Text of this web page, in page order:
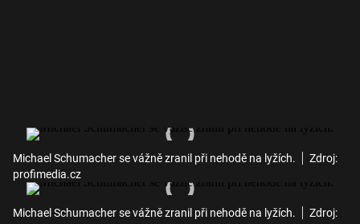
Michael Schumacher se vážně zranil při nehodě na lyžích.
Zdroj:
profimedia.cz
Michael Schumacher se vážně zranil při nehodě na lyžích.
Zdroj: